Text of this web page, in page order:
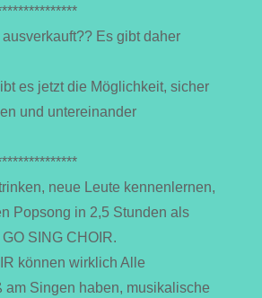
Es gibt daher
es jetzt die Möglichkeit, sicher
und untereinander
neue Leute kennenlernen,
Popsong in 2,5 Stunden als
SING CHOIR.
können wirklich Alle
am Singen haben, musikalische